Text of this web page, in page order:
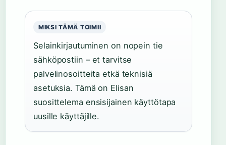
MIKSI TÄMÄ TOIMII
Selainkirjautuminen on nopein tie
sähköpostiin – et tarvitse
palvelinosoitteita etkä teknisiä
asetuksia. Tämä on Elisan
suosittelema ensisijainen käyttötapa
uusille käyttäjille.